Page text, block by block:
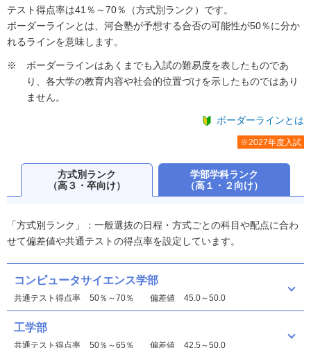
テスト得点率は41％～70％（方式別ランク）です。
ボーダーラインとは、河合塾が予想する合否の可能性が50％に分か
れるラインを意味します。
ボーダーラインはあくまでも入試の難易度を表したものであ
り、各大学の教育内容や社会的位置づけを示したものではあり
ません。
ボーダーラインとは
※2027年度入試
方式別ランク
（高３・卒向け）
学部学科ランク
（高１・２向け）
「方式別ランク」：一般選抜の日程・方式ごとの科目や配点に合わ
せて偏差値や共通テストの得点率を設定しています。
コンピュータサイエンス学部
共通テスト得点率 50％～70％ 偏差値 45.0～50.0
工学部
共通テスト得点率 50％～65％ 偏差値 42.5～50.0